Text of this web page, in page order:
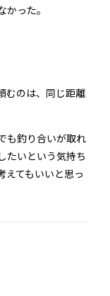
った。
むのは、同じ距離
も釣り合いが取れ
たいという気持ち
えてもいいと思っ